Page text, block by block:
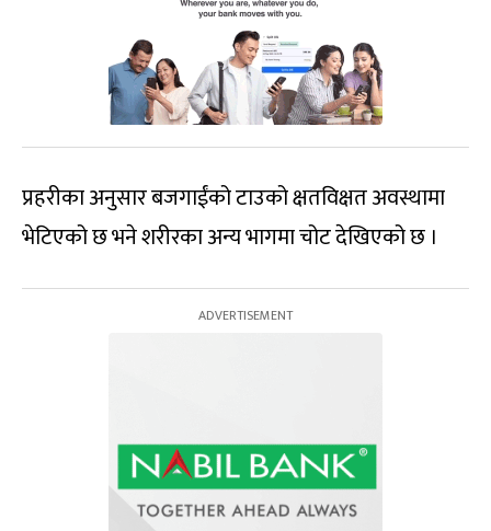
प्रहरीका अनुसार बजगाईंको टाउको क्षतविक्षत अवस्थामा
भेटिएको छ भने शरीरका अन्य भागमा चोट देखिएको छ ।